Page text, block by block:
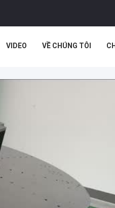
VIDEO VỀ CHÚNG TÔI